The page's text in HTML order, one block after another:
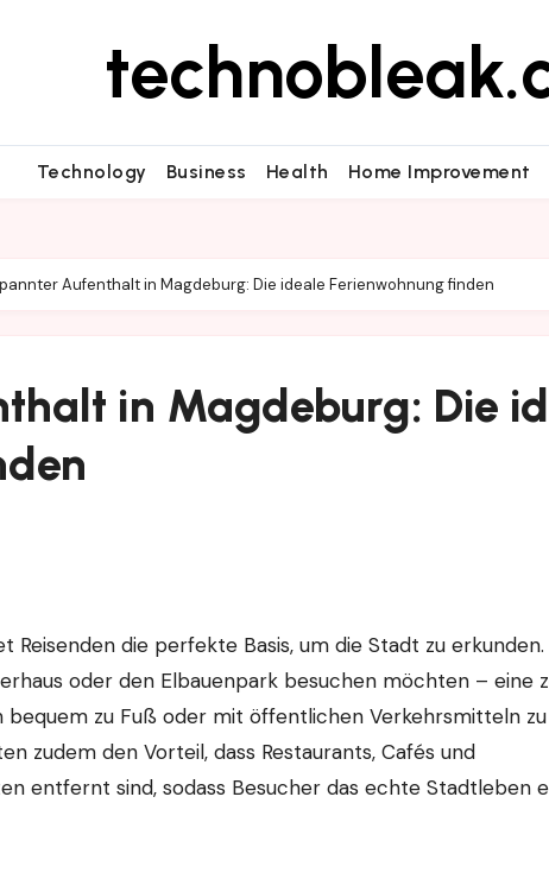
Technology Business Health Home Improvement
Aufenthalt in Magdeburg: Die ideale Ferienwohnung finden
in Magdeburg: Die
Reisenden die perfekte Basis, um die Stadt zu erkunden.
oder den Elbauenpark besuchen möchten – eine
bequem zu Fuß oder mit öffentlichen Verkehrsmitteln
zudem den Vorteil, dass Restaurants, Cafés und
entfernt sind, sodass Besucher das echte Stadtleben